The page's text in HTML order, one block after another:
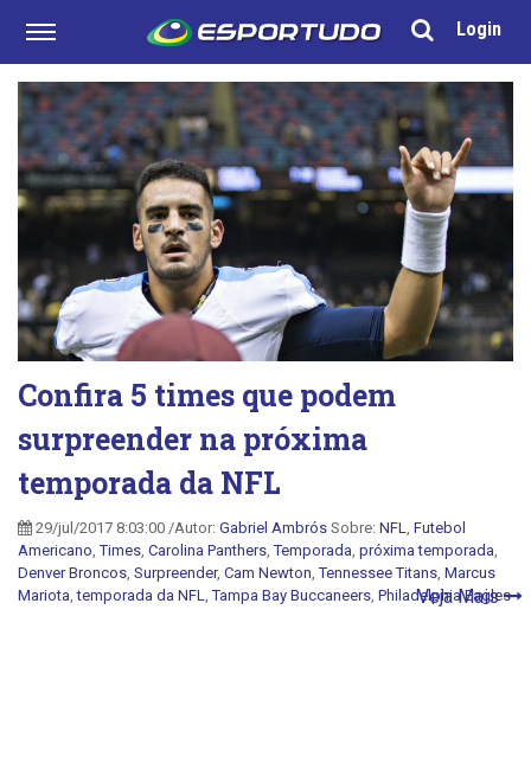
Login
Confira 5 times que podem
surpreender na próxima
temporada da NFL
29/jul/2017 8:03:00 /Autor: Gabriel Ambrós Sobre: NFL
Futebol
Americano ,Times Carolina Panthers ,Temporada próxima temporada
Denver Broncos Surpreender, Cam Newton ,Tennessee Titans Marcus
Mariota ,temporada da NFL ,Tampa Bay Buccaneers Philadelphia Eagles
Veja Mais